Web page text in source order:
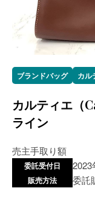
ブランドバッグ カル
カルティエ（
ライン
売主手取り額
委託受付日 2023
販売方法 委託